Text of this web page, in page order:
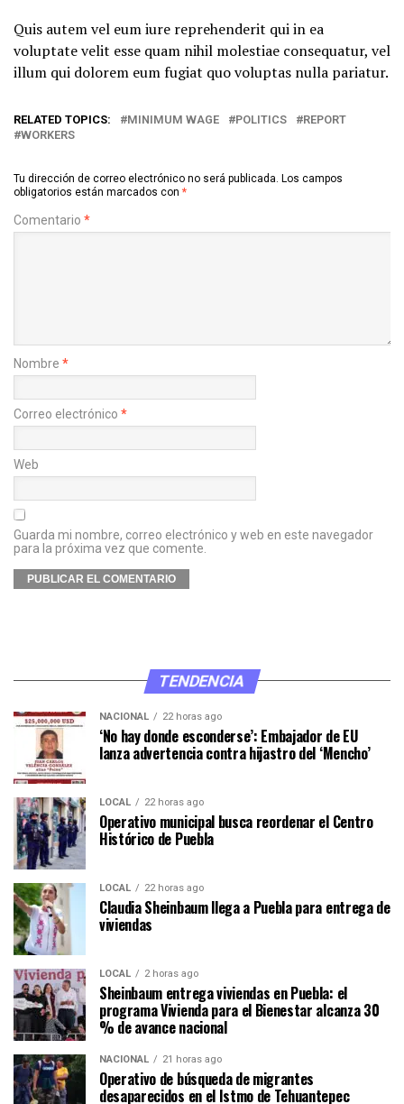
Quis autem vel eum iure reprehenderit qui in ea
voluptate velit esse quam nihil molestiae consequatur, vel
illum qui dolorem eum fugiat quo voluptas nulla pariatur.
RELATED TOPICS: MINIMUM WAGE POLITICS
REPORT
WORKERS
Tu dirección de correo electrónico no será publicada. Los campos
obligatorios están marcados con *
Comentario *
Nombre *
Correo electrónico *
Web
Guarda mi nombre, correo electrónico y web en este navegador
para la próxima vez que comente.
TENDENCIA
NACIONAL 22 horas ago
‘No hay donde esconderse’: Embajador de EU
lanza advertencia contra hijastro del ‘Mencho’
LOCAL 22 horas ago
Operativo municipal busca reordenar el Centro
Histórico de Puebla
LOCAL 22 horas ago
Claudia Sheinbaum llega a Puebla para entrega de
viviendas
LOCAL 2 horas ago
Sheinbaum entrega viviendas en Puebla: el
programa Vivienda para el Bienestar alcanza 30
% de avance nacional
NACIONAL 21 horas ago
Operativo de búsqueda de migrantes
desaparecidos en el Istmo de Tehuantepec